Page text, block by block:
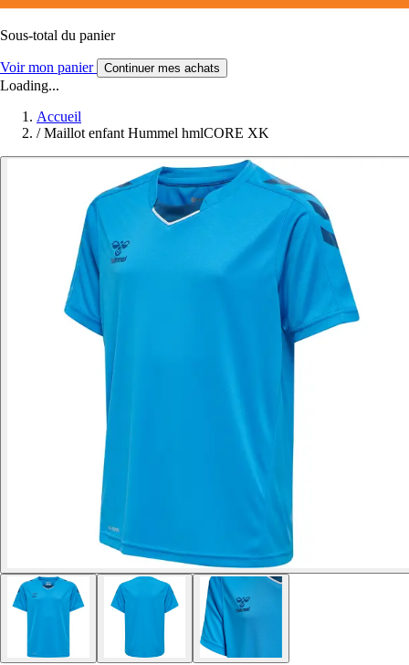
Sous-total du panier
Voir mon panier Continuer mes achats
Loading...
Accueil
/ Maillot enfant Hummel hmlCORE XK